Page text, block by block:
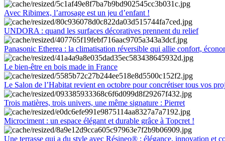
Avec Ribimex, l’arrosage est un jeu d’enfant !
UNDORA : quand les surfaces décoratives prennent du relief
Panasonic Etherea : la climatisation réversible qui allie confort,
Le bien-être en bois made in France
Le Salon de l’Habitat revient en octobre pour concrétiser tous vos
Trois matières, trois univers, une même signature : Pierret
Microciment : un espace élégant et durable grâce à Topcret !
Une terrasse qui a du style avec Résineo® : élégance, innovation et